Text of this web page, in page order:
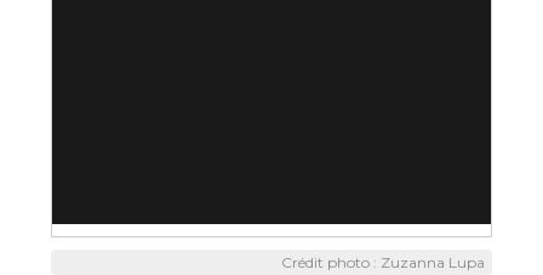
Crédit photo : Zuzanna Lupa